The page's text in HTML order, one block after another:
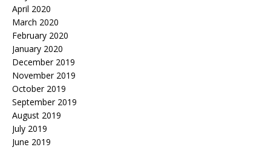
April 2020
March 2020
February 2020
January 2020
December 2019
November 2019
October 2019
September 2019
August 2019
July 2019
June 2019